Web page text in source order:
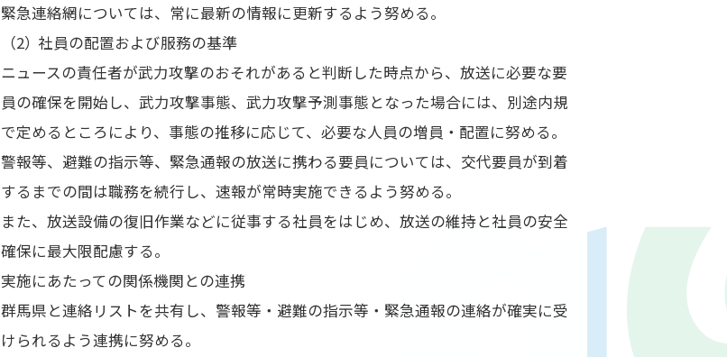
緊急連絡網については、常に最新の情報に更新するよう努める。
社員の配置および服務の基準
ニュースの責任者が武力攻撃のおそれがあると判断した時点から、放送に必要な要
員の確保を開始し、武力攻撃事態、武力攻撃予測事態となった場合には、別途内規
で定めるところにより、事態の推移に応じて、必要な人員の増員・配置に努める。
警報等、避難の指示等、緊急通報の放送に携わる要員については、交代要員が到着
するまでの間は職務を続行し、速報が常時実施できるよう努める。
また、放送設備の復旧作業などに従事する社員をはじめ、放送の維持と社員の安全
確保に最大限配慮する。
実施にあたっての関係機関との連携
群馬県と連絡リストを共有し、警報等・避難の指示等・緊急通報の連絡が確実に受
けられるよう連携に努める。